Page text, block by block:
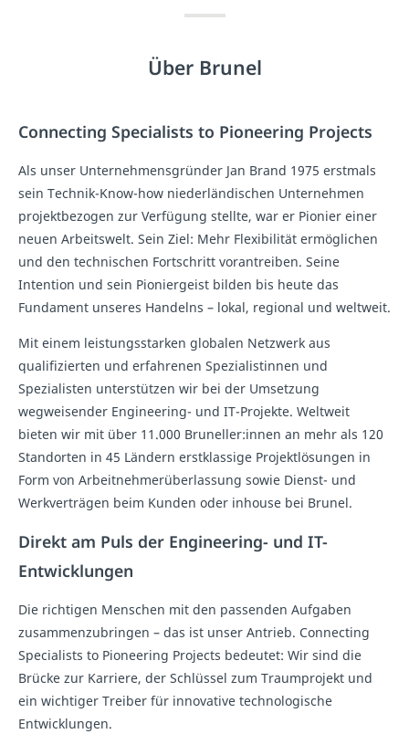
Über Brunel
Connecting Specialists to Pioneering Projects
Als unser Unternehmensgründer Jan Brand 1975 erstmals
sein Technik-Know-how niederländischen Unternehmen
projektbezogen zur Verfügung stellte, war er Pionier einer
neuen Arbeitswelt. Sein Ziel: Mehr Flexibilität ermöglichen
und den technischen Fortschritt vorantreiben. Seine
Intention und sein Pioniergeist bilden bis heute das
Fundament unseres Handelns – lokal, regional und weltweit.
Mit einem leistungsstarken globalen Netzwerk aus
qualifizierten und erfahrenen Spezialistinnen und
Spezialisten unterstützen wir bei der Umsetzung
wegweisender Engineering- und IT-Projekte. Weltweit
bieten wir mit über 11.000 Bruneller:innen an mehr als 120
Standorten in 45 Ländern erstklassige Projektlösungen in
Form von Arbeitnehmerüberlassung sowie Dienst- und
Werkverträgen beim Kunden oder inhouse bei Brunel.
Direkt am Puls der Engineering- und IT-
Entwicklungen
Die richtigen Menschen mit den passenden Aufgaben
zusammenzubringen – das ist unser Antrieb. Connecting
Specialists to Pioneering Projects bedeutet: Wir sind die
Brücke zur Karriere, der Schlüssel zum Traumprojekt und
ein wichtiger Treiber für innovative technologische
Entwicklungen.